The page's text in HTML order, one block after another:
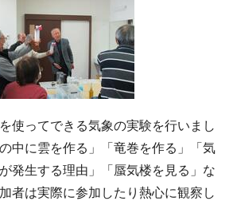
使ってできる気象の実験を行いまし
中に雲を作る」「竜巻を作る」「気
発生する理由」「蜃気楼を見る」な
者は実際に参加したり熱心に観察し